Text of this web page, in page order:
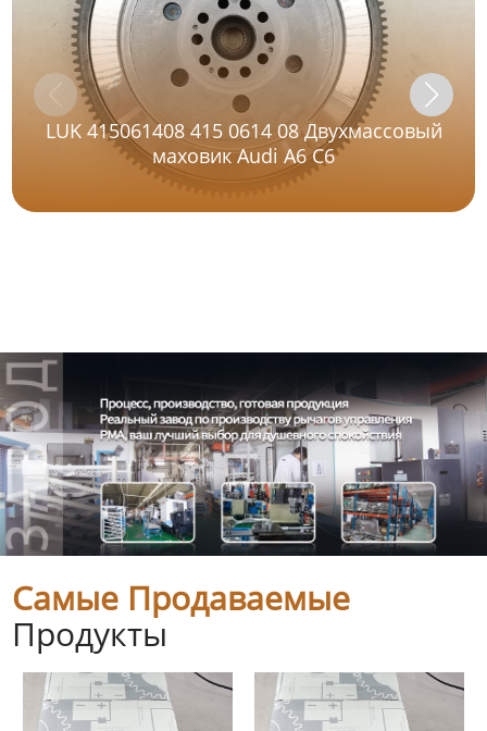
LUK 415061408 415 0614 08 Двухмассовый
маховик Audi A6 C6
Самые Продаваемые
Продукты